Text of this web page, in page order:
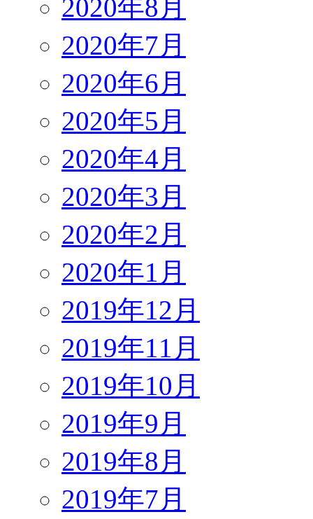
2020年8月
2020年7月
2020年6月
2020年5月
2020年4月
2020年3月
2020年2月
2020年1月
2019年12月
2019年11月
2019年10月
2019年9月
2019年8月
2019年7月